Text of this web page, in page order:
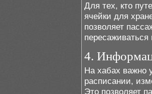
Для тех, кто
ячейки для
позволяет
4.
На хабах важно
расписании,
Это позволяет